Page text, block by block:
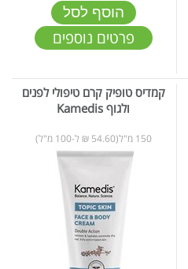
הוסף לסל
פרטים נוספים
קמדיס טופיק קרם טיפולי לפנים
ולגוף Kamedis
150 מ"ל(54.60 ₪ ל-100 מ"ל)